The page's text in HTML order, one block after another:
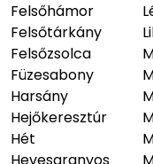
Felsőhámor
Felsőtárkány
Felsőzsolca
Füzesabony
Harsány
Hejőkeresztúr
Hét